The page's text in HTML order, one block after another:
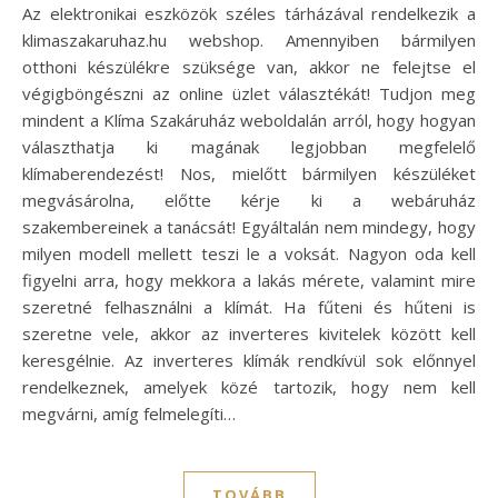
Az elektronikai eszközök széles tárházával rendelkezik a
klimaszakaruhaz.hu webshop. Amennyiben bármilyen
otthoni készülékre szüksége van, akkor ne felejtse el
végigböngészni az online üzlet választékát! Tudjon meg
mindent a Klíma Szakáruház weboldalán arról, hogy hogyan
választhatja ki magának legjobban megfelelő
klímaberendezést! Nos, mielőtt bármilyen készüléket
megvásárolna, előtte kérje ki a webáruház
szakembereinek a tanácsát! Egyáltalán nem mindegy, hogy
milyen modell mellett teszi le a voksát. Nagyon oda kell
figyelni arra, hogy mekkora a lakás mérete, valamint mire
szeretné felhasználni a klímát. Ha fűteni és hűteni is
szeretne vele, akkor az inverteres kivitelek között kell
keresgélnie. Az inverteres klímák rendkívül sok előnnyel
rendelkeznek, amelyek közé tartozik, hogy nem kell
megvárni, amíg felmelegíti…